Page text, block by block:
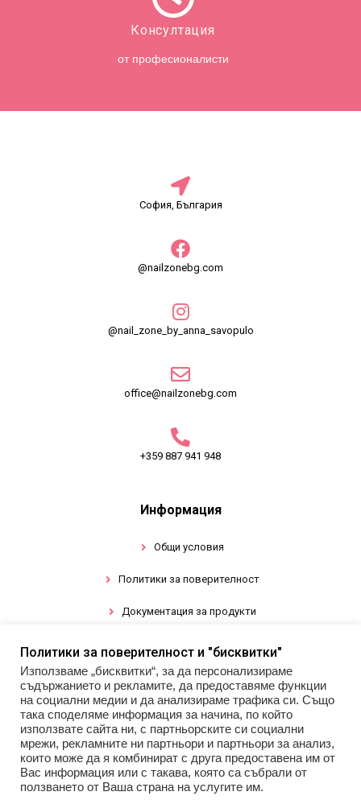
Консултация
от професионалисти
София, България
@nailzonebg.com
@nail_zone_by_anna_savopulo
office@nailzonebg.com
+359 887 941 948
Информация
Общи условия
Политики за поверителност
Документация за продукти
Промоции
Гел лак
Инструменти
Декорации за нокти
Политики за поверителност и "бисквитки"
Използваме „бисквитки“, за да персонализираме
съдържанието и рекламите, да предоставяме функции
на социални медии и да анализираме трафика си. Също
така споделяме информация за начина, по който
използвате сайта ни, с партньорските си социални
мрежи, рекламните ни партньори и партньори за анализ,
които може да я комбинират с друга предоставена им от
Вас информация или с такава, която са събрали от
ползването от Ваша страна на услугите им.